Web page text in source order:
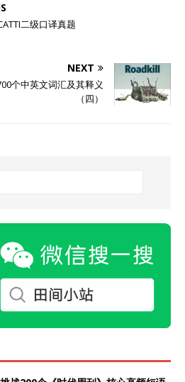
二级口译真题
NEXT
个中英文词汇及其释义
（四）